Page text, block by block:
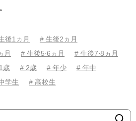
後1ヵ月
# 生後2ヵ月
月 # 生後5⋅6ヵ月
# 生後7⋅8ヵ月
歳 # 2歳 # 年少
# 年中
学生 # 高校生